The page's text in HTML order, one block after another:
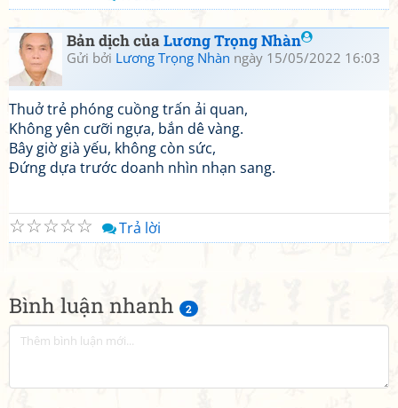
Bình luận nhanh 2
Bản dịch củaLương Trọng Nhàn
Gửi bởi Lương Trọng Nhàn ngày 15/05/2022 16:03
Thuở trẻ phóng cuồng trấn ải quan,
Không yên cưỡi ngựa, bắn dê vàng.
Bây giờ già yếu, không còn sức,
Đứng dựa trước doanh nhìn nhạn sang.
☆
☆
☆
☆
☆ Trả lời